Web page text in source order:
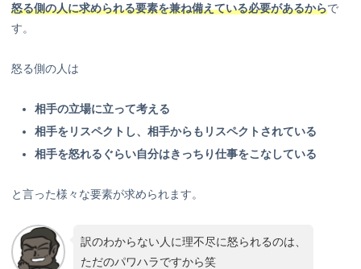
怒る側の人に求められる要素を兼ね備えている必要があるからで
す。
怒る側の人は
相手の立場に立って考える
相手をリスペクトし、相手からもリスペクトされている
相手を怒れるぐらい自分はきっちり仕事をこなしている
と言った様々な要素が求められます。
訳のわからない人に理不尽に怒られるのは、
ただのパワハラですから笑